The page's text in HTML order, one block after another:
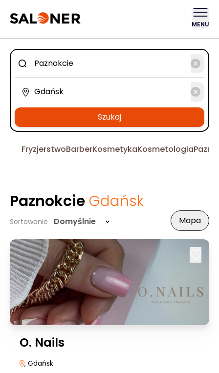
MENU
Szukaj
FryzjerstwoBarberKosmetykaKosmetologia
Paznokcie Gdańsk
Sortowanie Domyślnie Mapa
O. Nails
, Gdańsk